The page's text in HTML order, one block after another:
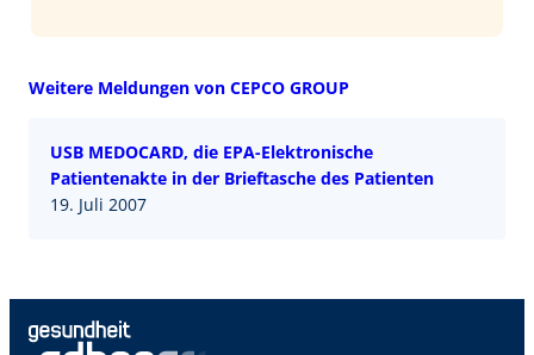
Weitere Meldungen von CEPCO GROUP
USB MEDOCARD, die EPA-Elektronische
Patientenakte in der Brieftasche des Patienten
19. Juli 2007